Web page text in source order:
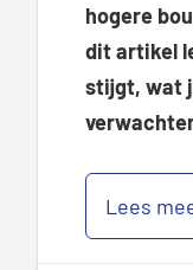
hogere
dit artikel
stijgt, wat
Lees